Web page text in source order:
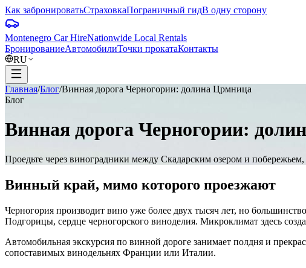
Как забронироватьСтраховкаПограничный гидВ одну сторону
Montenegro Car HireNationwide Local Rentals
БронированиеАвтомобилиТочки прокатаКонтакты
RU
Главная/Блог/Винная дорога Черногории: долина Црмница
Блог
Винная дорога Черногории:
Проедьте через виноградники между Скадарским озером и
Винный край, мимо которого проезжают
Черногория производит вино уже более двух тысяч лет, но
Подгорицы, сердце черногорского виноделия. Микроклимат здесь
Автомобильная экскурсия по винной дороге занимает полдня и
сопоставимых винодельнях Франции или Италии.